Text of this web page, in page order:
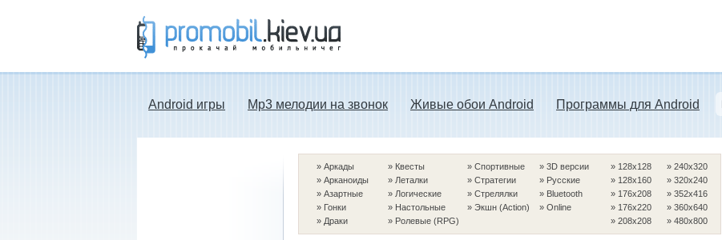
для Nokia, мелодии на звонок скачать
Android игры Mp3 мелодии на звонок Живые обои Android Программы для Android
» Аркады
» Арканоиды
» Азартные
» Гонки
» Драки
» Квесты
» Леталки
» Логические
» Настольные
» Ролевые (RPG)
» Спортивные
» Стратегии
» Стрелялки
» Экшн (Action)
» 3D версии
» Русские
» Bluetooth
» Online
» 128x128
» 128x160
» 176x208
» 176x220
» 208x208
» 240x320
» 320x240
» 352x416
» 360x640
» 480x800